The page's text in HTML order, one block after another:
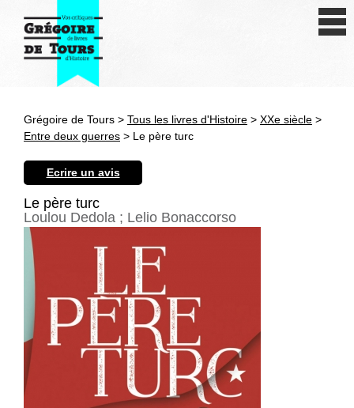
Antiquité
XXe siècle
Autres civilisations
Thématiques
Grégoire de Tours > Tous les livres d'Histoire > XXe siècle >
Entre deux guerres > Le père turc
Ecrire un avis
Le père turc
Loulou Dedola ; Lelio Bonaccorso